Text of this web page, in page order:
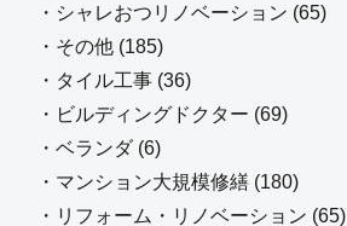
・シャレおつリノベーション (65)
・その他 (185)
・タイル工事 (36)
・ビルディングドクター (69)
・ベランダ (6)
・マンション大規模修繕 (180)
・リフォーム・リノベーション (65)